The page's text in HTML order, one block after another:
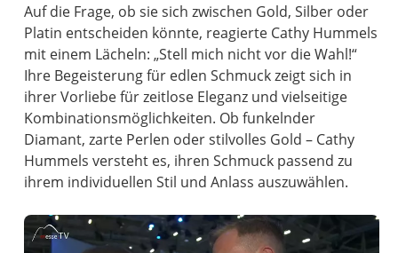
Auf die Frage, ob sie sich zwischen Gold, Silber oder
Platin entscheiden könnte, reagierte Cathy Hummels
mit einem Lächeln: „Stell mich nicht vor die Wahl!“
Ihre Begeisterung für edlen Schmuck zeigt sich in
ihrer Vorliebe für zeitlose Eleganz und vielseitige
Kombinationsmöglichkeiten. Ob funkelnder
Diamant, zarte Perlen oder stilvolles Gold – Cathy
Hummels versteht es, ihren Schmuck passend zu
ihrem individuellen Stil und Anlass auszuwählen.